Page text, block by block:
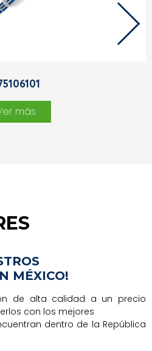
más
MÉXICO!
de alta calidad a un precio
con los mejores
dentro de la República